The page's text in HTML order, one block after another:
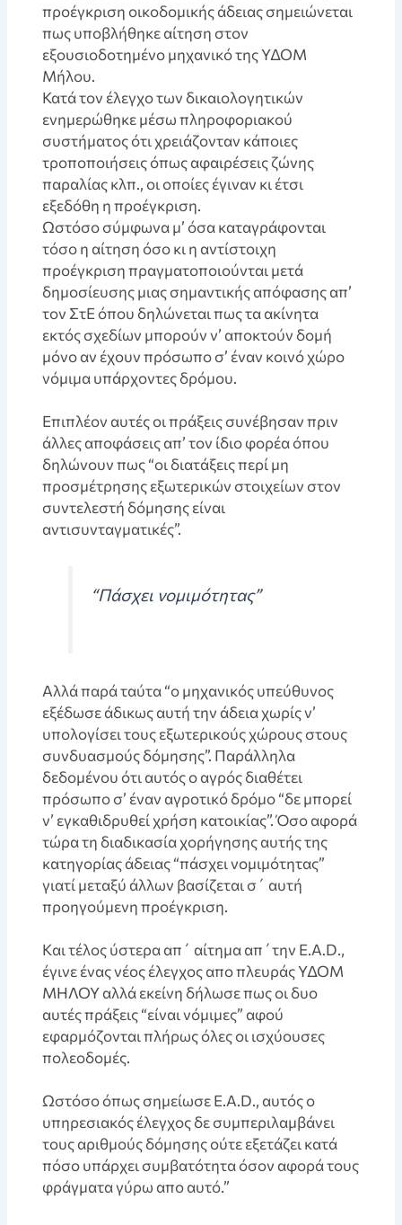
προέγκριση οικοδομικής άδειας σημειώνεται
πως υποβλήθηκε αίτηση στον
εξουσιοδοτημένο μηχανικό της ΥΔΟΜ
Mήλου.
Κατά τον έλεγχο των δικαιολογητικών
ενημερώθηκε μέσω πληροφοριακού
συστήματος ότι χρειάζονταν κάποιες
τροποποιήσεις όπως αφαιρέσεις ζώνης
παραλίας κλπ., οι οποίες έγιναν κι έτσι
εξεδόθη η προέγκριση.
Ωστόσο σύμφωνα μ’ όσα καταγράφονται
τόσο η αίτηση όσο κι η αντίστοιχη
προέγκριση πραγματοποιούνται μετά
δημοσίευσης μιας σημαντικής απόφασης απ’
τον ΣτΕ όπου δηλώνεται πως τα ακίνητα
εκτός σχεδίων μπορούν ν’ αποκτούν δομή
μόνο αν έχουν πρόσωπο σ’ έναν κοινό χώρο
νόμιμα υπάρχοντες δρόμου.
Eπιπλέον αυτές οι πράξεις συνέβησαν πριν
άλλες αποφάσεις απ’ τον ίδιο φορέα όπου
δηλώνουν πως “οι διατάξεις περί μη
προσμέτρησης εξωτερικών στοιχείων στον
συντελεστή δόμησης είναι
αντισυνταγματικές”.
“Πάσχει νομιμότητας”
Aλλά παρά ταύτα “ο μηχανικός υπεύθυνος
εξέδωσε άδικως αυτή την άδεια χωρίς ν’
υπολογίσει τους εξωτερικούς χώρους στους
συνδυασμούς δόμησης”. Παράλληλα
δεδομένου ότι αυτός ο αγρός διαθέτει
πρόσωπο σ’ έναν αγροτικό δρόμο “δε μπορεί
ν’ εγκαθιδρυθεί χρήση κατοικίας”. Όσο αφορά
τώρα τη διαδικασία χορήγησης αυτής της
κατηγορίας άδειας “πάσχει νομιμότητας”
γιατί μεταξύ άλλων βασίζεται σ΄ αυτή
προηγούμενη προέγκριση.
Kαι τέλος ύστερα απ΄ αίτημα απ΄την E.A.D.,
έγινε ένας νέος έλεγχος απο πλευράς ΥΔΟΜ
MΗΛΟΥ αλλά εκείνη δήλωσε πως οι δυο
αυτές πράξεις “είναι νόμιμες” αφού
εφαρμόζονται πλήρως όλες οι ισχύουσες
πολεοδομές.
Ωστόσο όπως σημείωσε E.A.D., αυτός ο
υπηρεσιακός έλεγχος δε συμπεριλαμβάνει
τους αριθμούς δόμησης ούτε εξετάζει κατά
πόσο υπάρχει συμβατότητα όσον αφορά τους
φράγματα γύρω απο αυτό.”